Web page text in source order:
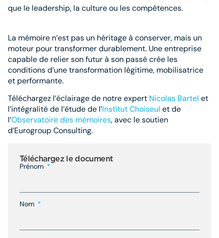
que le leadership, la culture ou les compétences.
La mémoire n’est pas un héritage à conserver, mais un
moteur pour transformer durablement. Une entreprise
capable de relier son futur à son passé crée les
conditions d’une transformation légitime, mobilisatrice
et performante.
Téléchargez l’éclairage de notre expert Nicolas Bartel et
l’intégralité de l’étude de l’Institut Choiseul et de
l’Observatoire des mémoires, avec le soutien
d’Eurogroup Consulting.
Téléchargez le document
Prénom
Nom